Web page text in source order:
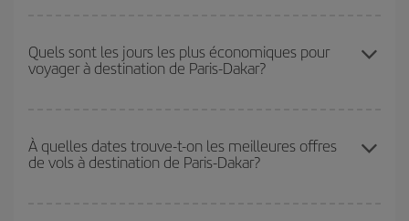
bénéficiez du tarif le plus bas en évitant les hautes saisons, en
achetant à l'avance et en restant flexible sur les dates et les
Quels sont les jours les plus économiques pour
voyager à destination de Paris-Dakar?
vous suffit de lancer une recherche dans notre
moteur de
recherche de vols économiques. Dites-nous d'où vous partez,
À quelles dates trouve-t-on les meilleures offres
de vols à destination de Paris-Dakar?